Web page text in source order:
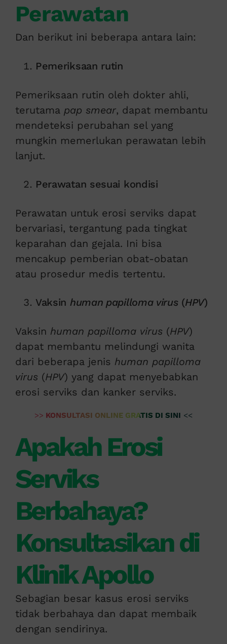
Perawatan
Dan berikut ini beberapa antara lain:
Pemeriksaan rutin
Pemeriksaan rutin oleh dokter ahli,
terutama pap smear, dapat membantu
mendeteksi perubahan sel yang
mungkin memerlukan perawatan lebih
lanjut.
Perawatan sesuai kondisi
Perawatan untuk erosi serviks dapat
bervariasi, tergantung pada tingkat
keparahan dan gejala. Ini bisa
mencakup pemberian obat-obatan
atau prosedur medis tertentu.
Vaksin human papilloma virus(HPV)
Vaksin human papilloma virus (HPV)
dapat membantu melindungi wanita
dari beberapa jenis human papilloma
virus (HPV) yang dapat menyebabkan
erosi serviks dan kanker serviks.
>> KONSULTASI ONLINE GRATIS DI SINI <<
Apakah Erosi
Serviks
Berbahaya?
Konsultasikan di
Klinik Apollo
Sebagian besar kasus erosi serviks
tidak berbahaya dan dapat membaik
dengan sendirinya.